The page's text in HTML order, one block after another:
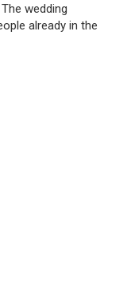
wedding
already in the